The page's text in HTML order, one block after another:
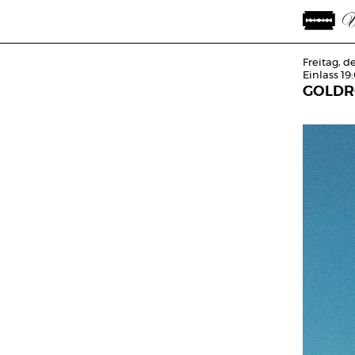
Freitag,
Einlass